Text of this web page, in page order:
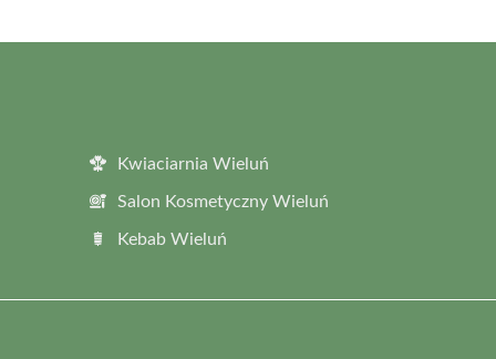
Kwiaciarnia Wieluń
Salon Kosmetyczny Wieluń
Kebab Wieluń